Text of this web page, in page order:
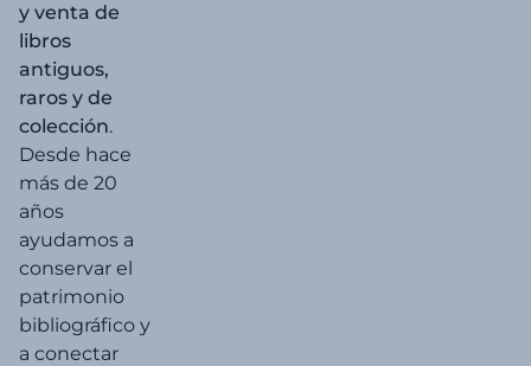
y venta de
libros
antiguos,
raros y de
colección.
Desde hace
más de 20
años
ayudamos a
conservar el
patrimonio
bibliográfico y
a conectar